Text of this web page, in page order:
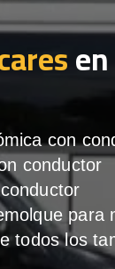
con
conductor
para
todos los